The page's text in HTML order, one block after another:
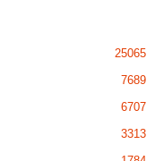
25065
7689
6707
3313